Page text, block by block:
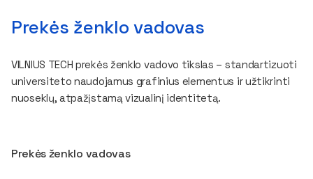
Prekės ženklo vadovas
VILNIUS TECH prekės ženklo vadovo tikslas – standartizuoti
universiteto naudojamus grafinius elementus ir užtikrinti
nuoseklų, atpažįstamą vizualinį identitetą.
Prekės ženklo vadovas